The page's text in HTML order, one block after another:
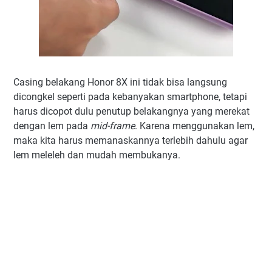
Casing belakang Honor 8X ini tidak bisa langsung
dicongkel seperti pada kebanyakan smartphone, tetapi
harus dicopot dulu penutup belakangnya yang merekat
dengan lem pada mid-frame. Karena menggunakan lem,
maka kita harus memanaskannya terlebih dahulu agar
lem meleleh dan mudah membukanya.